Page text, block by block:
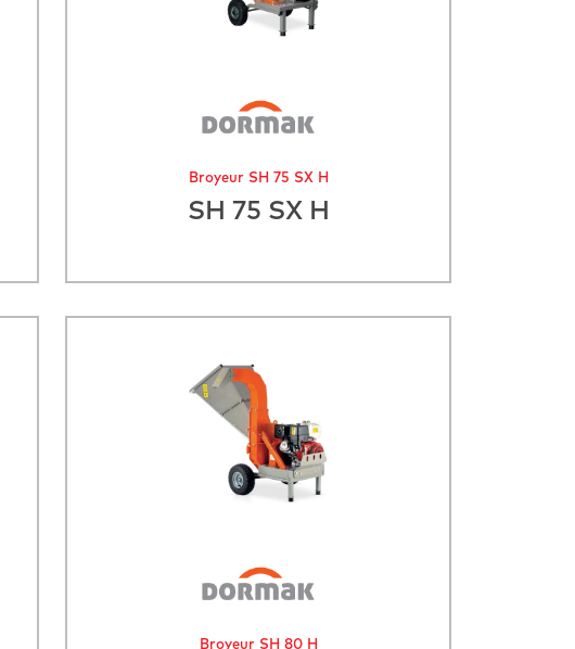
Broyeur SH 75 SX H
SH 75 SX H
Broyeur SH 80 H